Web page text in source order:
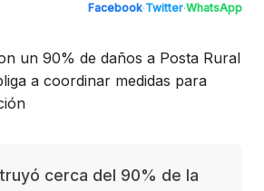
Facebook·Twitter·WhatsApp
cerca del 90% de la